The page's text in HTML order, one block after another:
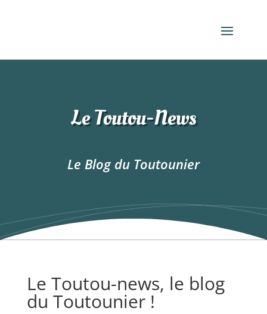
Le Toutou-News
Le Blog du Toutounier
Le Toutou-news, le blog
du Toutounier !